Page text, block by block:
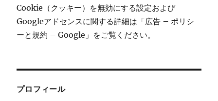
Cookie（クッキー）を無効にする設定および
Googleアドセンスに関する詳細は「広告 – ポリシ
ーと規約 – Google」をご覧ください。
プロフィール